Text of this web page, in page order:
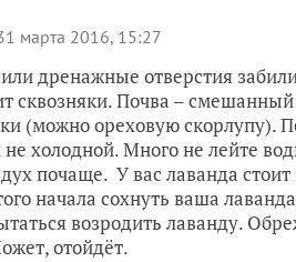
марта 2016, 15:27
дренажные отверстия
сквозняки. Почва –
(можно ореховую скорлупу).
холодной. Много не лейте
почаще. У вас лаванда
начала сохнуть ваша
возродить лаванду.
отойдёт.